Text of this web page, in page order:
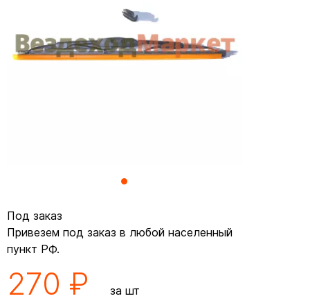
Под заказ
Привезем под заказ в любой населенный
пункт РФ.
270 ₽ за шт